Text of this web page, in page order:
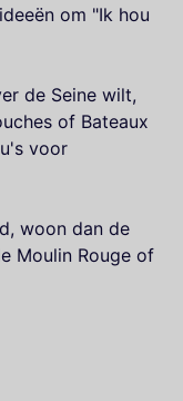
om "Ik hou
de Seine wilt,
of Bateaux
voor
woon dan de
Moulin Rouge of